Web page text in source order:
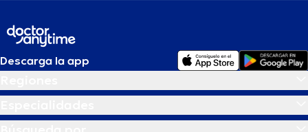
Descarga la app